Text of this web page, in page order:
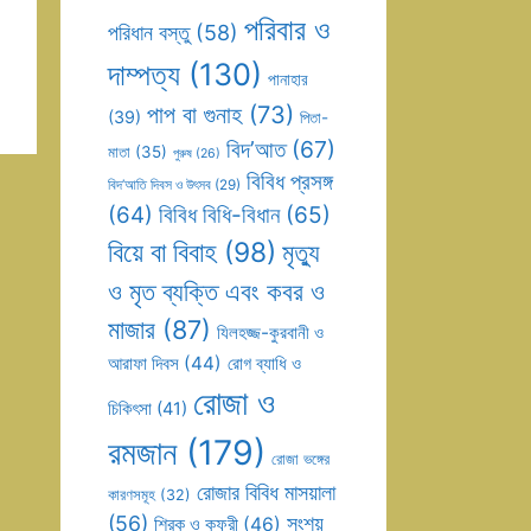
পরিধান বস্তু(58) পরিবার ও
দাম্পত্য (130) পানাহার
(39) পাপ বা গুনাহ(73) পিতা-
মাতা (35) পুরুষ (26) বিদ’আত(67)
বিদ’আতি দিবস ও উৎসব (29) বিবিধ প্রসঙ্গ
(64) বিবিধ বিধি-বিধান(65)
বিয়ে বা বিবাহ (98) মৃত্যু
ও মৃত ব্যক্তি এবং কবর ও
মাজার (87) যিলহজ্জ-কুরবানী ও
আরাফা দিবস (44) রোগ ব্যাধি ও
চিকিৎসা (41) রোজা ও
রমজান(179) রোজা ভঙ্গের
কারণসমূহ (32) রোজার বিবিধ মাসয়ালা
(56) শিরক ও কুফুরী (46) সংশয়